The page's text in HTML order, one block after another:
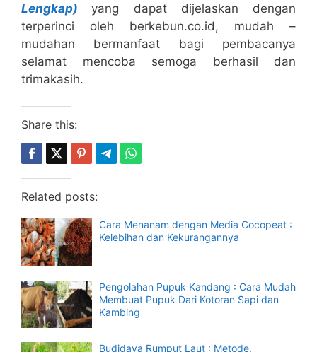
Lengkap)
yang dapat dijelaskan dengan
terperinci oleh berkebun.co.id, mudah –
mudahan bermanfaat bagi pembacanya
selamat mencoba semoga berhasil dan
trimakasih.
Share this:
Related posts:
Cara Menanam dengan Media Cocopeat :
Kelebihan dan Kekurangannya
Pengolahan Pupuk Kandang : Cara Mudah
Membuat Pupuk Dari Kotoran Sapi dan
Kambing
Budidaya Rumput Laut : Metode,